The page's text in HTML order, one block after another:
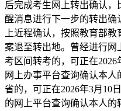
后完成考生网上转出确认
醒消息进行下一步的转出确
上近程确认，按照教育部
案退至转出地。曾经进行
考区间转考的，可正在
网上办事平台查询确认本
省的，可正在2026年3月10
的网上平台查询确认本人